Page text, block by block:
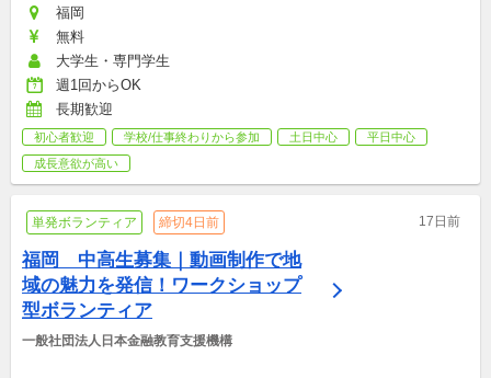
福岡
無料
大学生・専門学生
週1回からOK
長期歓迎
初心者歓迎 学校/仕事終わりから参加 土日中心
平日中心
成長意欲が高い
単発ボランティア 締切4日前 17日前
福岡　中高生募集｜動画制作で地
域の魅力を発信！ワークショップ
型ボランティア
一般社団法人日本金融教育支援機構